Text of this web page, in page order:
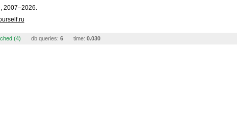
2007–2026.
(4) db queries: 6 time: 0.030